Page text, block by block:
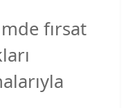
fırsat